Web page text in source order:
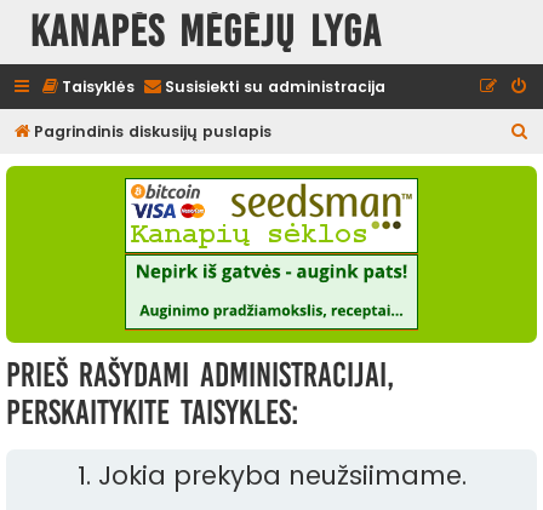
Kanapės mėgėjų lyga
Taisyklės Susisiekti su administracija
Pagrindinis diskusijų puslapis
e
Prieš rašydami administracijai,
perskaitykite taisykles:
1. Jokia prekyba neužsiimame.